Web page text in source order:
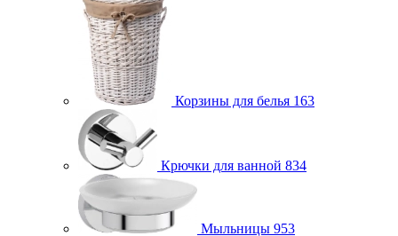
Корзины для белья 163
Крючки для ванной 834
Мыльницы 953